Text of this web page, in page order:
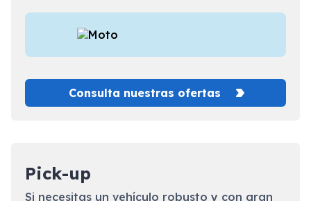
Consulta nuestras ofertas
Pick-up
Si necesitas un vehículo robusto y con gran